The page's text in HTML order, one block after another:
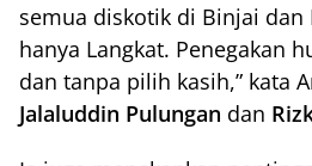
semua diskotik di Binjai dan
hanya Langkat. Penegakan
dan tanpa pilih kasih,” kata
Jalaluddin Pulungan dan